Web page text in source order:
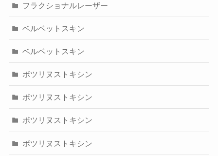
フラクショナルレーザー
ベルベットスキン
ベルベットスキン
ボツリヌストキシン
ボツリヌストキシン
ボツリヌストキシン
ボツリヌストキシン